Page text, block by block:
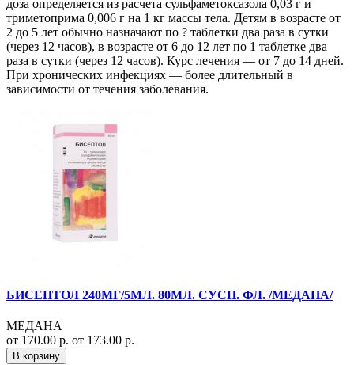
доза определяется из расчета сульфаметоксазола 0,03 г и
триметоприма 0,006 г на 1 кг массы тела. Детям в возрасте от
2 до 5 лет обычно назначают по ? таблетки два раза в сутки
(через 12 часов), в возрасте от 6 до 12 лет по 1 таблетке два
раза в сутки (через 12 часов). Курс лечения — от 7 до 14 дней.
При хронических инфекциях — более длительный в
зависимости от течения заболевания.
БИСЕПТОЛ 240МГ/5МЛ. 80МЛ. СУСП. ФЛ. /МЕДАНА/
МЕДАНА
от 170.00 р. от 173.00 р.
В корзину